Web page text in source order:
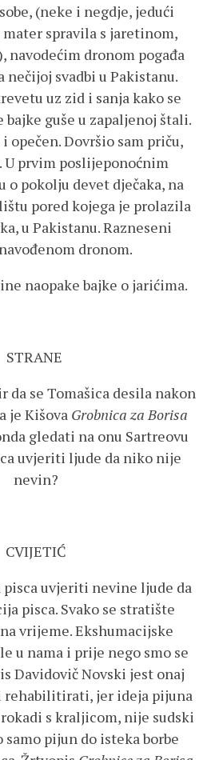
(neke i negdje, jedući
mater spravila s jaretinom,
navodećim dronom pogađa
nečijoj svadbi u Pakistanu.
uz zid i sanja kako se
bajke guše u zapaljenoj štali.
opečen. Dovršio sam priču,
U prvim poslijeponoćnim
o pokolju devet dječaka, na
pored kojega je prolazila
u Pakistanu. Razneseni
dronom.
naopake bajke o jarićima.
STRANE
da se Tomašica desila nakon
je Kišova Grobnica za Borisa
gledati na onu Sartreovu
uvjeriti ljude da niko nije
nevin?
CVIJETIĆ
uvjeriti nevine ljude da
pisca. Svako se stratište
vrijeme. Ekshumacijske
u nama i prije nego smo se
Davidovič Novski jest onaj
rehabilitirati, jer ideja pijuna
s kraljicom, nije sudski
pijun do isteka borbe